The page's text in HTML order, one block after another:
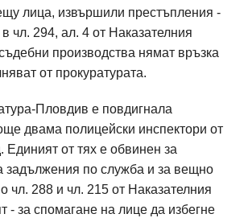
лица, извършили престъпления -
чл. 294, ал. 4 от Наказателния
производства нямат връзка
от прокуратурата.
Пловдив е повдигнала
двама полицейски инспектори от
от тях е обвинен за
задължения по служба и за вещно
чл. 288 и чл. 215 от Наказателния
- за спомагане на лице да избегне